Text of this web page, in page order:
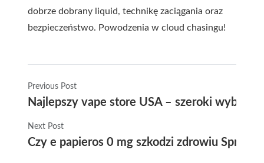
dobrze dobrany liquid, technikę zaciągania oraz
bezpieczeństwo. Powodzenia w cloud chasingu!
Previous Post
Najlepszy vape store USA – szeroki wybór
Next Post
Czy e papieros 0 mg szkodzi zdrowiu